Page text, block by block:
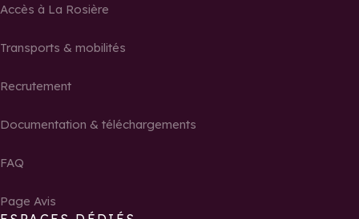
Accès à La Rosière
Transports & mobilités
Recrutement
Documentation & téléchargements
FAQ
Page Avis